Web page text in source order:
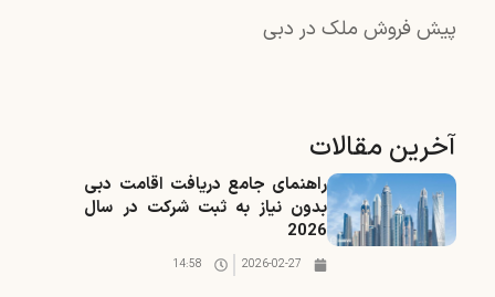
پیش فروش ملک در دبی
آخرین مقالات
راهنمای جامع دریافت اقامت دبی
بدون نیاز به ثبت شرکت در سال
2026
2026-02-27
14:58